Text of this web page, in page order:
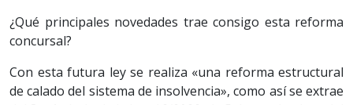
¿Qué principales novedades trae consigo esta reforma
concursal?
Con esta futura ley se realiza «una reforma estructural
de calado del sistema de insolvencia», como así se extrae